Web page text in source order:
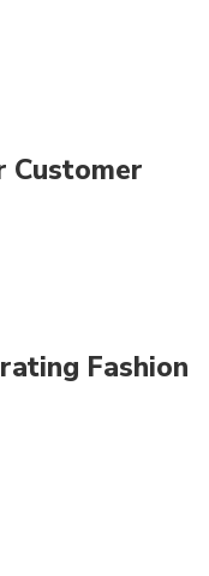
Customer
Fashion